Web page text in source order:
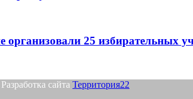
организовали 25 избирательных
сайта Территория22